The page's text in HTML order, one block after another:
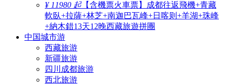
¥ 11980 起【含機票火車票】成都往返飛機+青藏
軟臥+拉薩+林芝+南迦巴瓦峰+日喀则+羊湖+珠峰
+納木錯13天12晚西藏旅遊拼團
中国城市游
西藏旅游
新疆旅游
四川成都旅游
西北旅游